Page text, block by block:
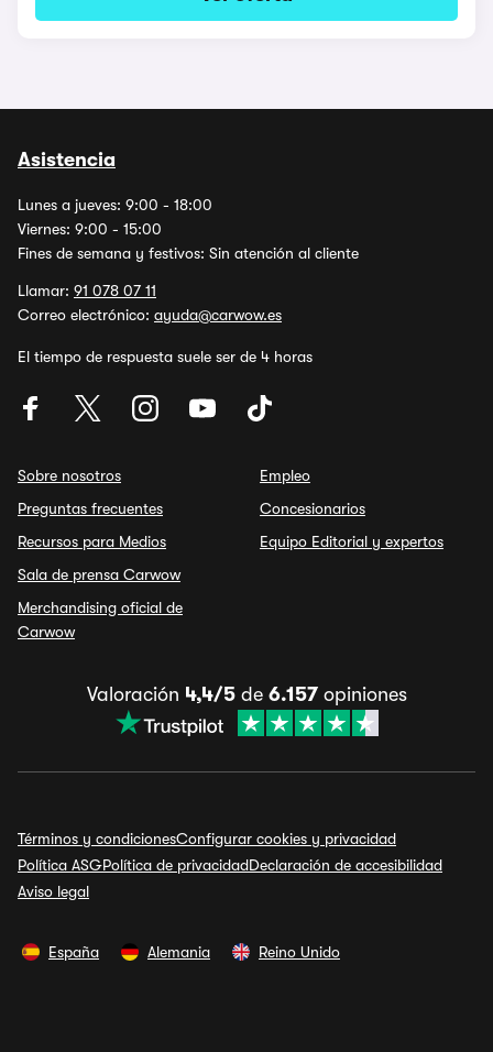
Asistencia
Lunes a jueves: 9:00 - 18:00
Viernes: 9:00 - 15:00
Fines de semana y festivos: Sin atención al cliente
Llamar: 91 078 07 11
Correo electrónico: ayuda@carwow.es
El tiempo de respuesta suele ser de 4 horas
Sobre nosotros
Preguntas frecuentes
Recursos para Medios
Sala de prensa Carwow
Merchandising oficial de
Carwow
Empleo
Concesionarios
Equipo Editorial y expertos
Valoración 4,4/5de 6.157opiniones
Términos y condicionesConfigurar cookies y privacidad
Política ASGPolítica de privacidadDeclaración de accesibilidad
Aviso legal
España Alemania Reino Unido